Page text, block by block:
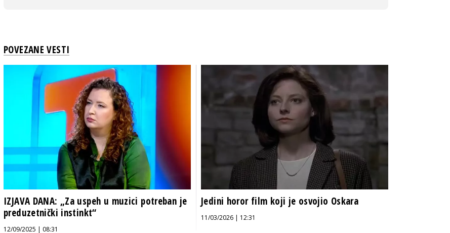
POVEZANE VESTI
IZJAVA DANA: „Za uspeh u muzici potreban je
preduzetnički instinkt“
12/09/2025 | 08:31
Jedini horor film koji je osvojio Oskara
11/03/2026 | 12:31